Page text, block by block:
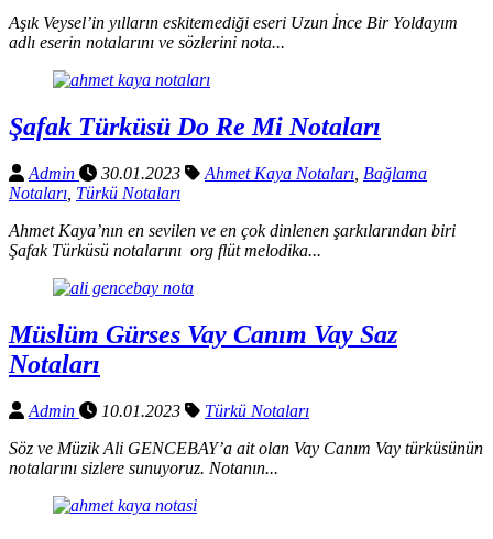
Aşık Veysel’in yılların eskitemediği eseri Uzun İnce Bir Yoldayım
adlı eserin notalarını ve sözlerini nota...
Şafak Türküsü Do Re Mi Notaları
Admin 30.01.2023 Ahmet Kaya Notaları Bağlama
Notaları Türkü Notaları
Ahmet Kaya’nın en sevilen ve en çok dinlenen şarkılarından biri
Şafak Türküsü notalarını org flüt melodika...
Müslüm Gürses Vay Canım Vay Saz
Notaları
Admin 10.01.2023
Türkü Notaları
Söz ve Müzik Ali GENCEBAY’a ait olan Vay Canım Vay türküsünün
notalarını sizlere sunuyoruz. Notanın...